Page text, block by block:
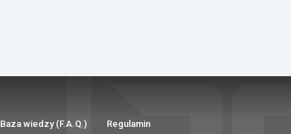
Baza wiedzy (F.A.Q.) Regulamin